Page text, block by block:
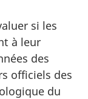
si les
à leur
des
officiels des
du